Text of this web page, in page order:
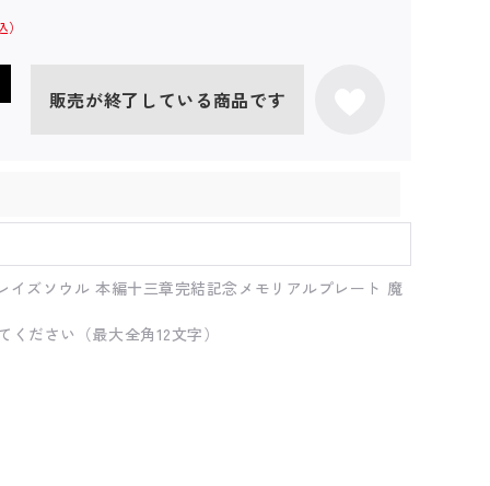
販売が終了している商品です
イズソウル 本編十三章完結記念メモリアルプレート 魔
ください（最大全角12文字）